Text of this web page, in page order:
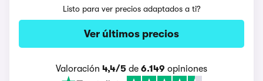
Listo para ver precios adaptados a ti?
Ver últimos precios
Valoración 4,4/5 de 6.149 opiniones